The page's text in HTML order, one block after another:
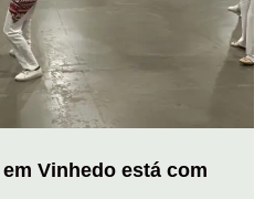
Vinhedo está com